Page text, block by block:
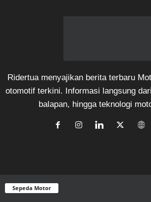
Ridertua menyajikan berita terbaru
otomotif terkini. Informasi langsung
balapan, hingga teknologi
Sepeda Motor